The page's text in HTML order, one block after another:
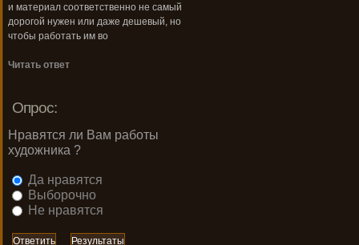
и материал соответственно не самый
дорогой нужен или даже дешевый, но
чтобы работать им во
Читать ответ
Опрос:
Нравятся ли Вам работы
художника ?
Да нравятся
Выборочно
Не нравятся